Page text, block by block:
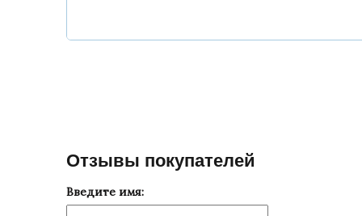
Отзывы покупателей
Введите имя: